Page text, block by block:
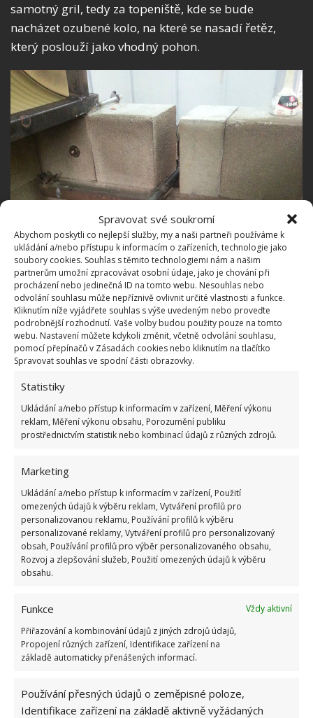
Spravovat své soukromí
Abychom poskytli co nejlepší služby, my a naši partneři používáme k
ukládání a/nebo přístupu k informacím o zařízeních, technologie jako
soubory cookies. Souhlas s těmito technologiemi nám a našim
partnerům umožní zpracovávat osobní údaje, jako je chování při
procházení nebo jedinečná ID na tomto webu. Nesouhlas nebo
odvolání souhlasu může nepříznivě ovlivnit určité vlastnosti a funkce.
Kliknutím níže vyjádřete souhlas s výše uvedeným nebo proveďte
podrobnější rozhodnutí. Vaše volby budou použity pouze na tomto
webu. Nastavení můžete kdykoli změnit, včetně odvolání souhlasu,
pomocí přepínačů v Zásadách cookies nebo kliknutím na tlačítko
Spravovat souhlas ve spodní části obrazovky.
Statistiky
Ukládání a/nebo přístup k informacím v zařízení, Měření výkonu
reklam, Měření výkonu obsahu, Porozumění publiku
prostřednictvím statistik nebo kombinací údajů z různých zdrojů.
Marketing
Ukládání a/nebo přístup k informacím v zařízení, Použití
omezených údajů k výběru reklam, Vytváření profilů pro
personalizovanou reklamu, Používání profilů k výběru
personalizované reklamy, Vytváření profilů pro personalizovaný
obsah, Používání profilů pro výběr personalizovaného obsahu,
Rozvoj a zlepšování služeb, Použití omezených údajů k výběru
obsahu.
Funkce
Vždy aktivní
Přiřazování a kombinování údajů z jiných zdrojů údajů,
Propojení různých zařízení, Identifikace zařízení na
základě automaticky přenášených informací.
Používání přesných údajů o zeměpisné poloze,
Identifikace zařízení na základě aktivně vyžádaných
samotný gril, tedy za topeniště, kde se bude
nacházet ozubené kolo, na které se nasadí řetěz,
který poslouží jako vhodný pohon.
Už jenom víko
Aby se vám podařilo lépe, udržet potřebné teplo, je
vhodné váš gril vybavit také víkem. I tady se dá
použít to, co máte běžně na své zahradě. V tomto
případě použijeme starý sud. Ten rozřízněte na
navařte také panty a systém otevírání víka. A
připevněte ke grilu. V tu chvíli je i to hotové.